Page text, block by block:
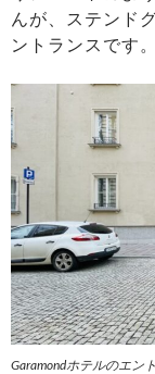
んが、ステンド
ントランスです。
Garamondホテルのエン